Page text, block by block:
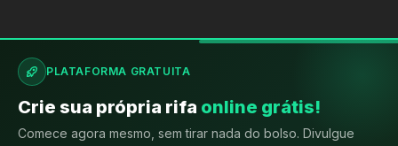
PLATAFORMA GRATUITA
Crie sua própria rifa online grátis!
Comece agora mesmo, sem tirar nada do bolso. Divulgue